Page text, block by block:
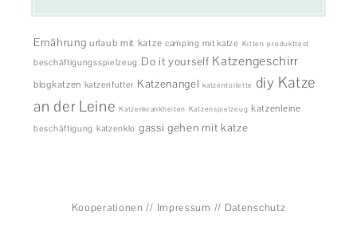
Ernährung urlaub mit katze camping mit katze Kitten produkttest
beschäftigungsspielzeug Do it yourself Katzengeschirr
blogkatzen katzenfutter Katzenangel katzentoilette diy Katze
an der Leine Katzenkrankheiten Katzenspielzeug katzenleine
beschäftigung katzenklo gassi gehen mit katze
Kooperationen // Impressum // Datenschutz